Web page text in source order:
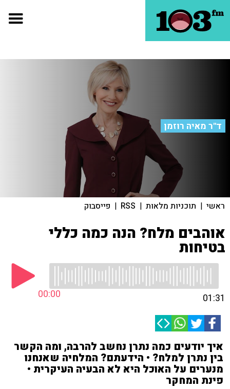
ד"ר מאיה רוזמן
ראשי | תוכניות מלאות |
RSS
| פייסבוק
אוהבים מלח? הנה כמה כללי
בטיחות
00:00 01:31
איך יודעים כמה נתרן נחשב להרבה, ומה הקשר
בין נתרן למלח? • הידעתם? המלחיה שאנחנו
מנערים על האוכל היא לא הבעיה העיקרית •
פינת המחקר